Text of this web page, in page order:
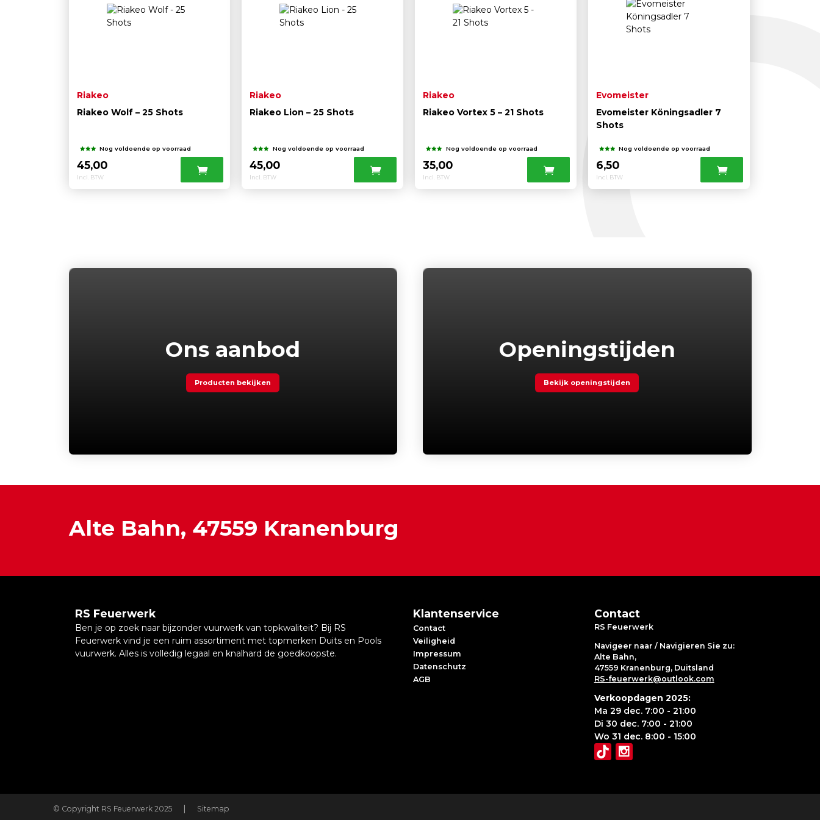
Riakeo
Riakeo Wolf – 25 Shots
Nog voldoende op voorraad
45,00
Incl. BTW
Riakeo
Riakeo Lion – 25 Shots
Nog voldoende op voorraad
45,00
Incl. BTW
Riakeo
Riakeo Vortex 5 – 21 Shots
Nog voldoende op voorraad
35,00
Incl. BTW
Evomeister
Evomeister Köningsadler 7
Shots
Nog voldoende op voorraad
6,50
Incl. BTW
Ons aanbod
Producten bekijken
Openingstijden
Bekijk openingstijden
Alte Bahn, 47559 Kranenburg
RS Feuerwerk
Ben je op zoek naar bijzonder vuurwerk van topkwaliteit? Bij RS
Feuerwerk vind je een ruim assortiment met topmerken Duits en Pools
vuurwerk. Alles is volledig legaal en knalhard de goedkoopste.
Klantenservice
Contact
Veiligheid
Impressum
Datenschutz
AGB
Contact
RS Feuerwerk
Navigeer naar / Navigieren Sie zu:
Alte Bahn,
47559 Kranenburg, Duitsland
RS-feuerwerk@outlook.com
Verkoopdagen 2025:
Ma 29 dec. 7:00 - 21:00
Di 30 dec. 7:00 - 21:00
Wo 31 dec. 8:00 - 15:00
© Copyright RS Feuerwerk 2025 Sitemap